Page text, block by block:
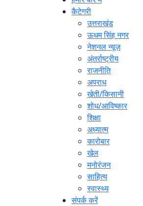
कैटेगरी
उत्तराखंड
ऊधम सिंह नगर
नेशनल न्यूज़
अंतर्राष्ट्रीय
राजनीति
अपराध
खेती/किसानी
शोध/आविष्कार
शिक्षा
अध्यात्म
कारोबार
खेल
मनोरंजन
साहित्य
स्वास्थ्य
संपर्क करें